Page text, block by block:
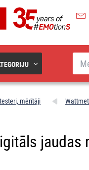
mērītāji
jaudas